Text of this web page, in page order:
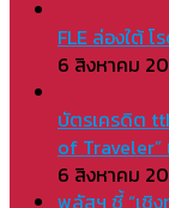
FLE ล่องใต้
6 สิงหาคม
บัตรเครดิต
of Traveler”
6 สิงหาคม